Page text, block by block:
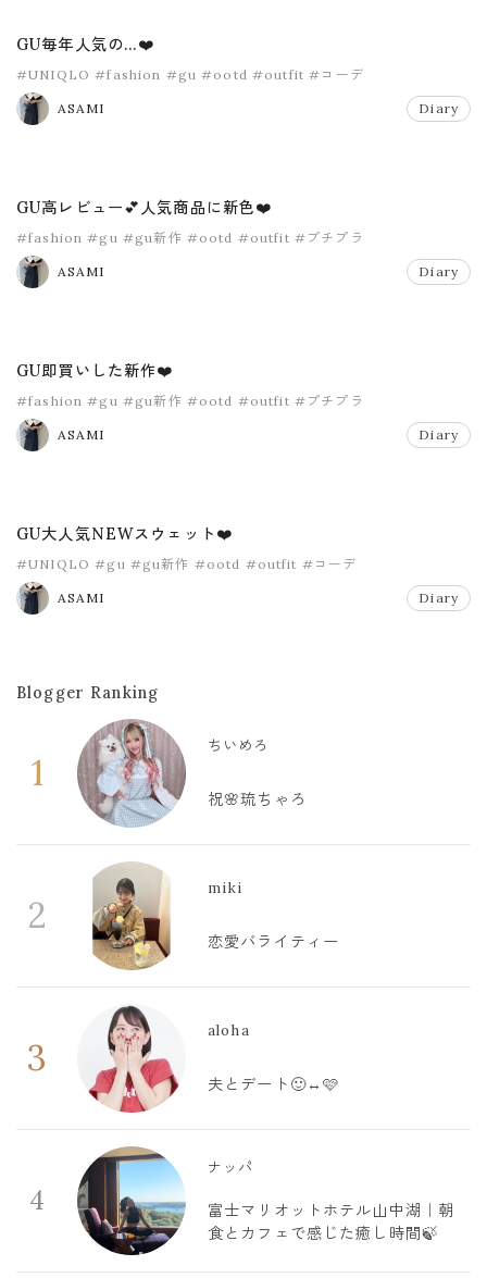
GU毎年人気の…❤️
#UNIQLO #fashion #gu #ootd #outfit #コーデ
ASAMI Diary
GU高レビュー💕人気商品に新色❤️
#fashion #gu #gu新作 #ootd #outfit #プチプラ
ASAMI Diary
GU即買いした新作❤️
#fashion #gu #gu新作 #ootd #outfit #プチプラ
ASAMI Diary
GU大人気NEWスウェット❤️
#UNIQLO #gu #gu新作 #ootd #outfit #コーデ
ASAMI Diary
Blogger Ranking
1
ちいめろ
祝🌸琉ちゃろ
2
miki
恋愛バライティー
3
aloha
夫とデート🙂‍↔️🩷
4
ナッパ
富士マリオットホテル山中湖｜朝
食とカフェで感じた癒し時間🍃